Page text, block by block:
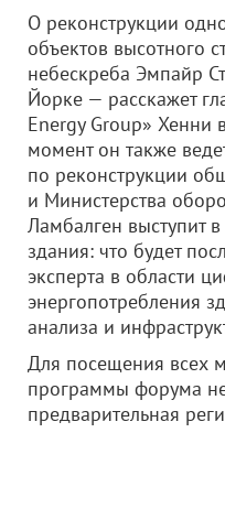
О реконструкции
объектов высотного
небескреба Эмпайр
Йорке — расскажет
Energy Group» Хенни
момент он также
по реконструкции
и Министерства
Ламбалген выступит
здания: что будет
эксперта в области
энергопотребления
анализа и
Для посещения всех
программы форума
предварительная